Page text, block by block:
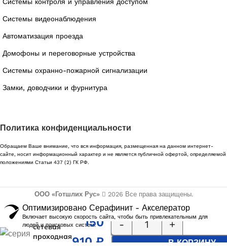
Системы видеонаблюдения
Автоматизация проезда
Домофоны и переговорные устройства
Системы охранно-пожарной сигнализации
Замки, доводчики и фурнитура
Политика конфиденциальности
Обращаем Ваше внимание, что вся информация, размещенная на данном интернет-
сайте, носит информационный характер и не является публичной офертой, определяемой
положениями Статьи 437 (2) ГК РФ.
ООО «Готшлих Рус» 2026 Все права защищены.
Тумбовая
сетевая
проходная
150
910 ₽ В КОРЗИНУ
Оптимизировано Серафинит - Акселератор
Включает высокую скорость сайта, чтобы быть привлекательным для
людей и поисковых систем.